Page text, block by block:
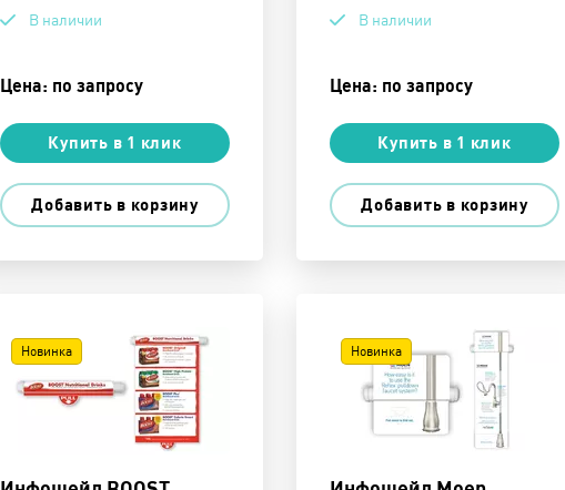
В наличии
Цена: по запросу
Купить в 1 клик
Добавить в корзину
В наличии
Цена: по запросу
Купить в 1 клик
Добавить в корзину
Новинка Новинка